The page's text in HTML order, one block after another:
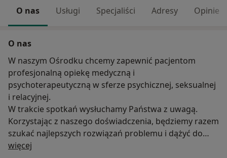
O nas Usługi Specjaliści Adresy Opinie
O nas
W naszym Ośrodku chcemy zapewnić pacjentom
profesjonalną opiekę medyczną i
psychoterapeutyczną w sferze psychicznej, seksualnej
i relacyjnej.
W trakcie spotkań wysłuchamy Państwa z uwagą.
Korzystając z naszego doświadczenia, będziemy razem
szukać najlepszych rozwiązań problemu i dążyć do
poprawy samopoczucia i jakości życia.
więcej